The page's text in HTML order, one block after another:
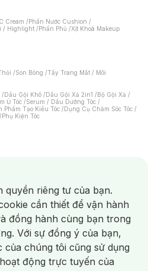
Cream /Phấn Nước Cushion /
/ Highlight /Phấn Phủ /Xịt Khoá Makeup
/Son Bóng /Tẩy Trang Mắt / Môi
/Dầu Gội Khô /Dầu Gội Xả 2in1 /Bộ Gội Xả /
Ủ Tóc /Serum / Dầu Dưỡng Tóc /
Phẩm Tạo Kiểu Tóc /Dụng Cụ Chăm Sóc Tóc /
/Phụ Kiện Tóc
/Mặt Nạ Xông Hơi /Nước Rửa Tay/
Răng /Bàn Chải Điện/
Máy Tăm Nước/ Nước Súc Miệng/
/ Dung Dịch Vệ Sinh/Dưỡng Vùng Kín/
Sinh/Tampon/Bọt Cạo Râu /Dao Cạo Râu/
Nước/ Da Lão Hóa/ Da Mụn/
Thâm / Nám / Tàn Nhang
Cơ Địa
quyền riêng tư của bạn.
cần thiết để vận hành
đồng hành cùng bạn trong
Với sự đồng ý của bạn,
chúng tôi cũng sử dụng
động trực tuyến của